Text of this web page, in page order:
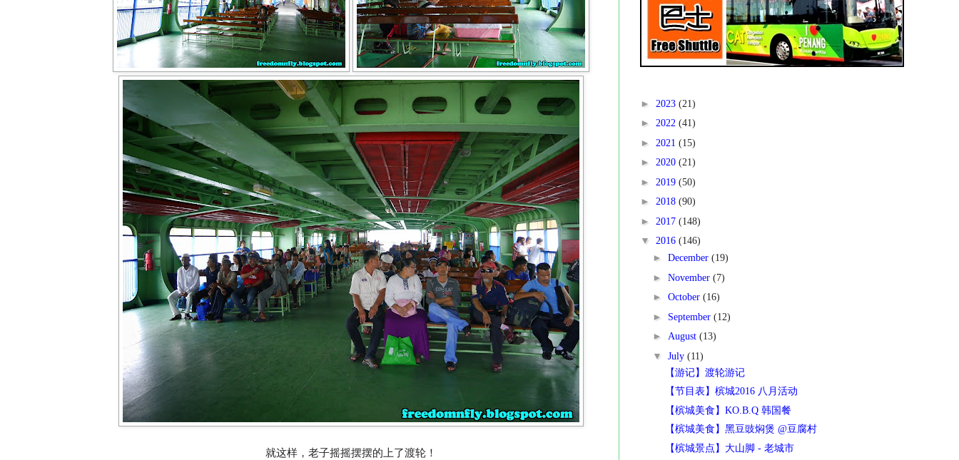
就这样，老子摇摇摆摆的上了渡轮！
► 2023 (21)
► 2022 (41)
► 2021 (15)
► 2020 (21)
► 2019 (50)
► 2018 (90)
► 2017 (148)
▼ 2016 (146)
► December (19)
► November (7)
► October (16)
► September (12)
► August (13)
▼ July (11)
【游记】渡轮游记
【节目表】槟城2016 八月活动
【槟城美食】KO.B.Q 韩国餐
【槟城美食】黑豆豉焖煲 @豆腐村
【槟城景点】大山脚 - 老城市